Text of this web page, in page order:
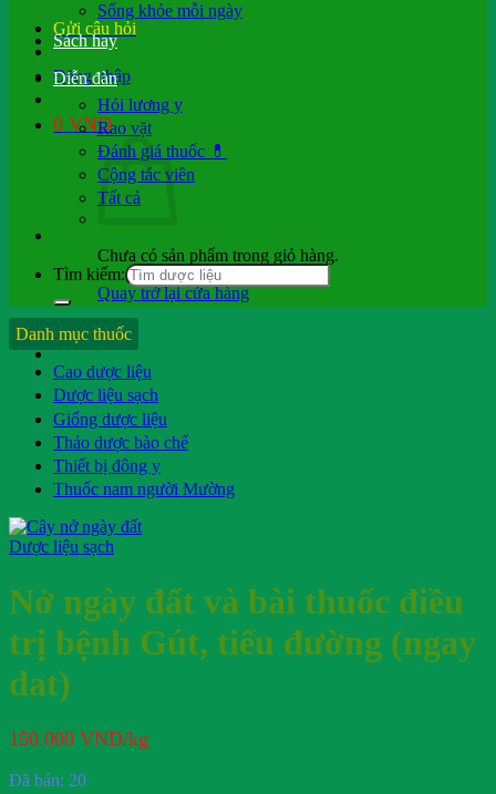
Gửi câu hỏi
Đăng nhập
0 VND
Chưa có sản phẩm trong giỏ hàng.
Quay trở lại cửa hàng
Hỏi b.sĩ
Sống khỏe mỗi ngày
Sách hay
Diễn đàn
Hỏi lương y
Rao vặt
Đánh giá thuốc 💊
Cộng tác viên
Tất cả
Tìm kiếm:
Danh mục thuốc
Cao dược liệu
Dược liệu sạch
Giống dược liệu
Thảo dược bào chế
Thiết bị đông y
Thuốc nam người Mường
Dược liệu sạch
Nở ngày đất và bài thuốc điều
trị bệnh Gút, tiểu đường (ngay
dat)
150.000 VND/kg
Đã bán: 20